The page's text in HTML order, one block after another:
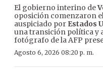
El gobierno interino de
oposición comenzaron
auspiciado por Estados
una transición política y
fotógrafo de la AFP
Agosto 6, 2026 08:20 p. m.